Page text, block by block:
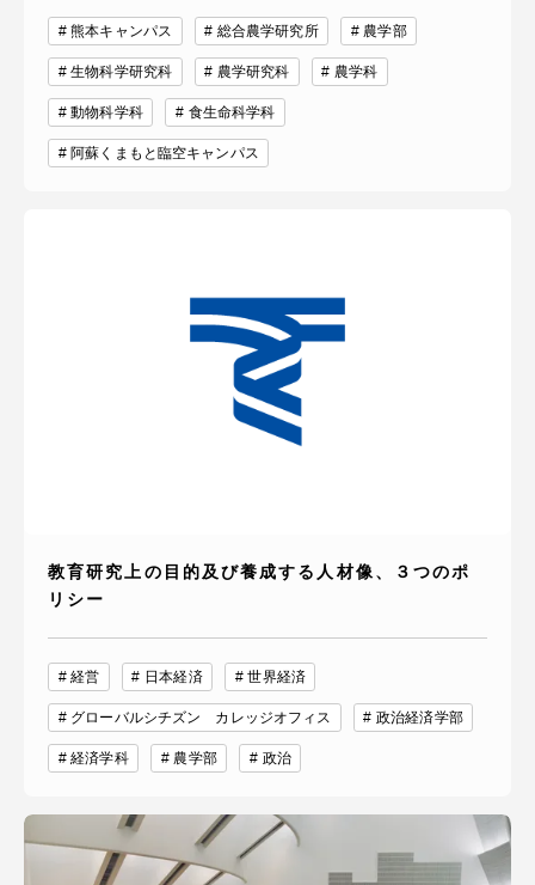
熊本キャンパス 総合農学研究所 農学部
生物科学研究科 農学研究科 農学科
動物科学科 食生命科学科
阿蘇くまもと臨空キャンパス
教育研究上の目的及び養成する人材像、３つのポ
リシー
経営 日本経済 世界経済
グローバルシチズン カレッジオフィス 政治経済学部
経済学科 農学部 政治